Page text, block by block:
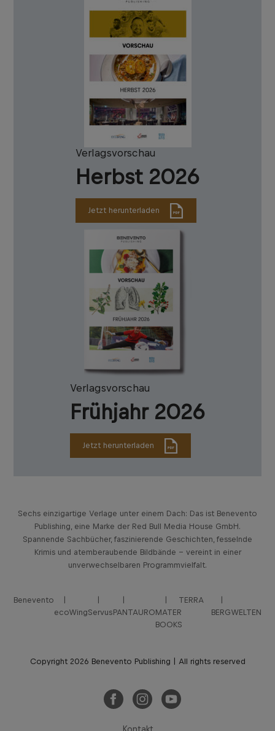
Verlagsvorschau
Herbst 2026
Jetzt herunterladen
Verlagsvorschau
Frühjahr 2026
Jetzt herunterladen
Sechs einzigartige Verlage unter einem Dach: Das ist Benevento
Publishing, eine Marke der Red Bull Media House GmbH.
Spannende Sachbücher, faszinierende Geschichten, fesselnde
Krimis und atemberaubende Bildbände – vereint in einer
unverwechselbaren Programmvielfalt.
Benevento
ecoWingServusPANTAURO
TERRA
MATER
BOOKS
BERGWELTEN
Copyright 2026 Benevento Publishing | All rights reserved